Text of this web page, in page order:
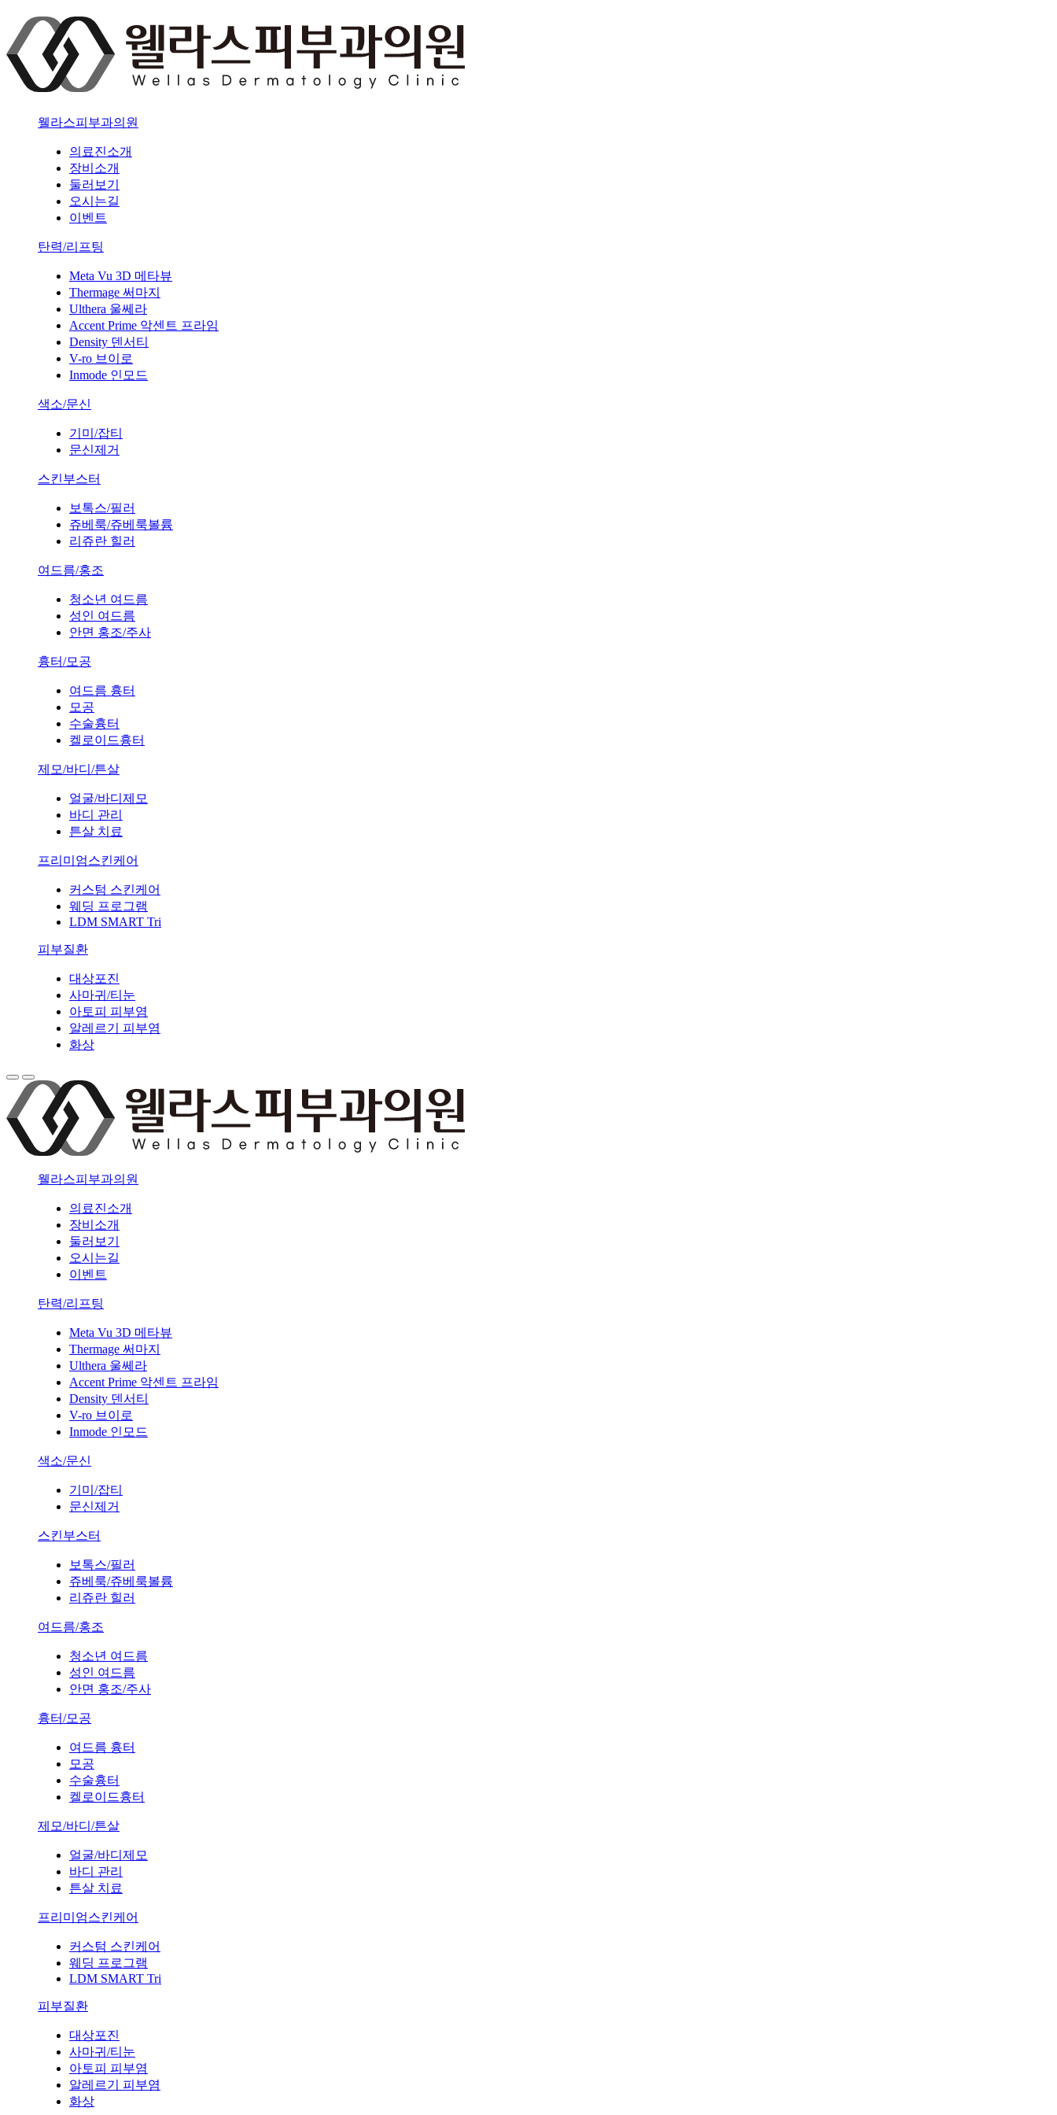
웰라스피부과의원
의료진소개
장비소개
둘러보기
오시는길
이벤트
탄력/리프팅
Meta Vu 3D 메타뷰
Thermage 써마지
Ulthera 울쎄라
Accent Prime 악센트 프라임
Density 덴서티
V-ro 브이로
Inmode 인모드
색소/문신
기미/잡티
문신제거
스킨부스터
보톡스/필러
쥬베룩/쥬베룩볼륨
리쥬란 힐러
여드름/홍조
청소년 여드름
성인 여드름
안면 홍조/주사
흉터/모공
여드름 흉터
모공
수술흉터
켈로이드흉터
제모/바디/튼살
얼굴/바디제모
바디 관리
튼살 치료
프리미엄스킨케어
커스텀 스킨케어
웨딩 프로그램
LDM SMART Tri
피부질환
대상포진
사마귀/티눈
아토피 피부염
알레르기 피부염
화상
웰라스피부과의원
의료진소개
장비소개
둘러보기
오시는길
이벤트
탄력/리프팅
Meta Vu 3D 메타뷰
Thermage 써마지
Ulthera 울쎄라
Accent Prime 악센트 프라임
Density 덴서티
V-ro 브이로
Inmode 인모드
색소/문신
기미/잡티
문신제거
스킨부스터
보톡스/필러
쥬베룩/쥬베룩볼륨
리쥬란 힐러
여드름/홍조
청소년 여드름
성인 여드름
안면 홍조/주사
흉터/모공
여드름 흉터
모공
수술흉터
켈로이드흉터
제모/바디/튼살
얼굴/바디제모
바디 관리
튼살 치료
프리미엄스킨케어
커스텀 스킨케어
웨딩 프로그램
LDM SMART Tri
피부질환
대상포진
사마귀/티눈
아토피 피부염
알레르기 피부염
화상